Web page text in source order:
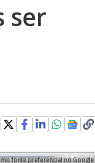
ser
fonte preferencial no Google
R
-3:45